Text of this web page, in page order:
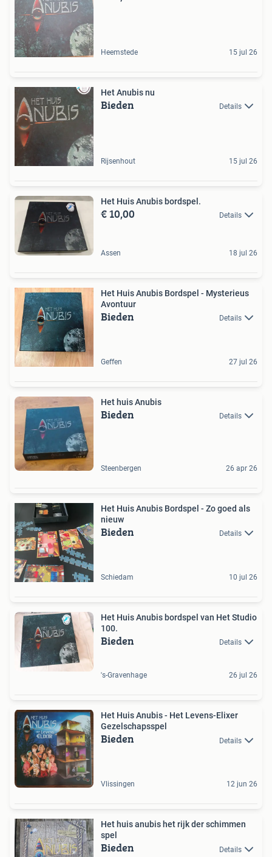
Heemstede 15 jul 26
Het Anubis nu
Bieden Details
Rijsenhout 15 jul 26
Het Huis Anubis bordspel.
€ 10,00 Details
Assen 18 jul 26
Het Huis Anubis Bordspel - Mysterieus
Avontuur
Bieden Details
Geffen 27 jul 26
Het huis Anubis
Bieden Details
Steenbergen 26 apr 26
Het Huis Anubis Bordspel - Zo goed als
nieuw
Bieden Details
Schiedam 10 jul 26
Het Huis Anubis bordspel van Het Studio
100.
Bieden Details
's-Gravenhage 26 jul 26
Het Huis Anubis - Het Levens-Elixer
Gezelschapsspel
Bieden Details
Vlissingen 12 jun 26
Het huis anubis het rijk der schimmen
spel
Bieden Details